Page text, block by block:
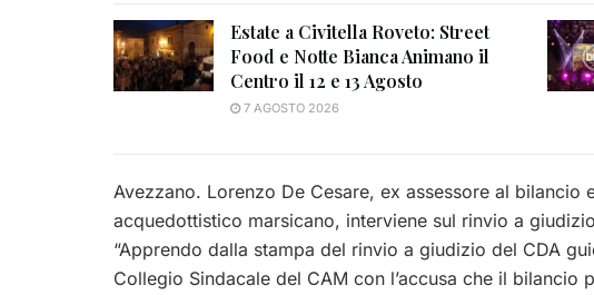
Estate a Civitella Roveto: Street
Food e Notte Bianca Animano il
Centro il 12 e 13 Agosto
7 AGOSTO 2026
Avezzano. Lorenzo De Cesare, ex assessore al
acquedottistico marsicano, interviene sul rinvio a
“Apprendo dalla stampa del rinvio a giudizio del CDA
Collegio Sindacale del CAM con l’accusa che il bilancio